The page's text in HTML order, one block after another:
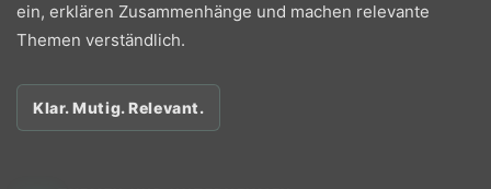
ein, erklären Zusammenhänge und machen relevante
Themen verständlich.
Klar. Mutig. Relevant.